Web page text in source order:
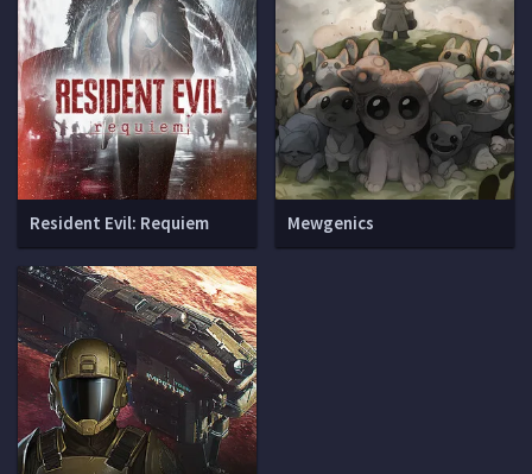
Resident Evil: Requiem Mewgenics